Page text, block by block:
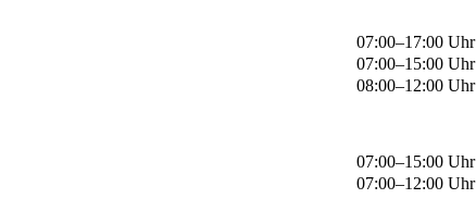
07:00–17:00 Uhr
07:00–15:00 Uhr
08:00–12:00 Uhr
07:00–15:00 Uhr
07:00–12:00 Uhr